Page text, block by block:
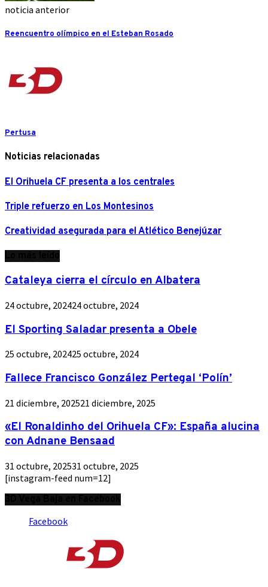
noticia anterior
Reencuentro olímpico en el Esteban Rosado
Pertusa
Noticias relacionadas
El Orihuela CF presenta a los centrales
Triple refuerzo en Los Montesinos
Creatividad asegurada para el Atlético Benejúzar
Cataleya cierra el círculo en Albatera
24 octubre, 202424 octubre, 2024
El Sporting Saladar presenta a Obele
25 octubre, 202425 octubre, 2024
Fallece Francisco González Pertegal ‘Polín’
21 diciembre, 202521 diciembre, 2025
«El Ronaldinho del Orihuela CF»: España alucina
con Adnane Bensaad
31 octubre, 202531 octubre, 2025
[instagram-feed num=12]
Facebook